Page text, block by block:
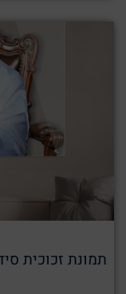
תמונת זכוכית